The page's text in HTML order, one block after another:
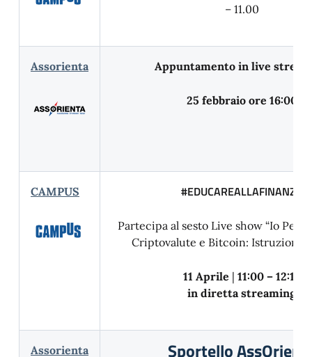
– 11.00
Assorienta Appuntamento in live
25 febbraio ore 16:00
CAMPUS #EDUCAREALLAFINANZA
Partecipa al sesto Live show “Io
Criptovalute e Bitcoin: Istruzioni
11 Aprile | 11:00 – 12:15
in diretta streaming
Assorienta Sportello